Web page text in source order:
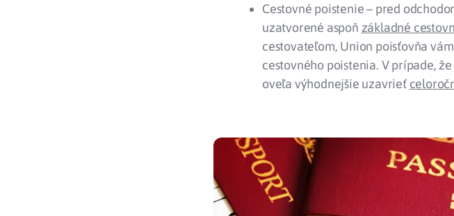
Cestovné poistenie – pred
uzatvorené aspoň základné
cestovateľom, Union poisťovňa
cestovného poistenia. V prípade,
oveľa výhodnejšie uzavrieť